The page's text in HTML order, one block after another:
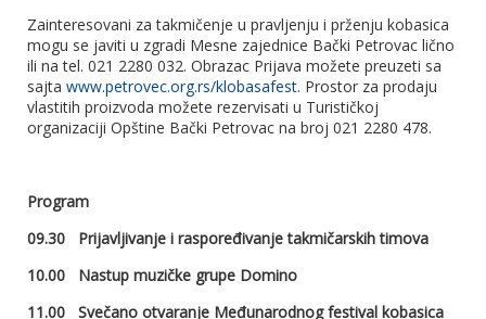
Zainteresovani za takmičenje u pravljenju i prženju kobasica
mogu se javiti u zgradi Mesne zajednice Bački Petrovac lično
ili na tel. 021 2280 032. Obrazac Prijava možete preuzeti sa
sajta www.petrovec.org.rs/klobasafest. Prostor za prodaju
vlastitih proizvoda možete rezervisati u Turističkoj
organizaciji Opštine Bački Petrovac na broj 021 2280 478.
Program
09.30 Prijavljivanje i raspoređivanje takmičarskih timova
10.00 Nastup muzičke grupe Domino
11.00 Svečano otvaranje Međunarodnog festival kobasica